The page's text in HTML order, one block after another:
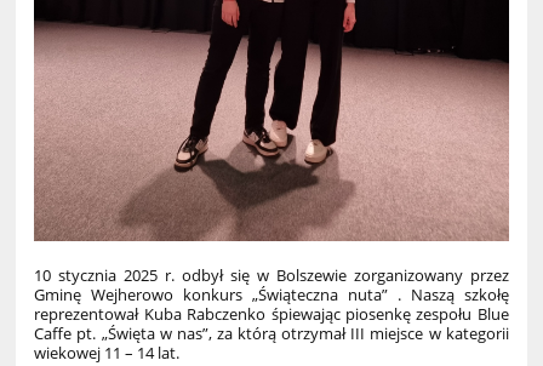
10 stycznia 2025 r. odbył się w Bolszewie zorganizowany przez
Gminę Wejherowo konkurs „Świąteczna nuta” . Naszą szkołę
reprezentował Kuba Rabczenko śpiewając piosenkę zespołu Blue
Caffe pt. „Święta w nas”, za którą otrzymał III miejsce w kategorii
wiekowej 11 – 14 lat.